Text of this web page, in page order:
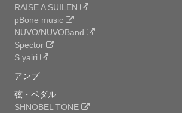
RAISE A SUILEN
pBone music
NUVO/NUVOBand
Spector
S.yairi
アンプ
弦・ペダル
SHNOBEL TONE